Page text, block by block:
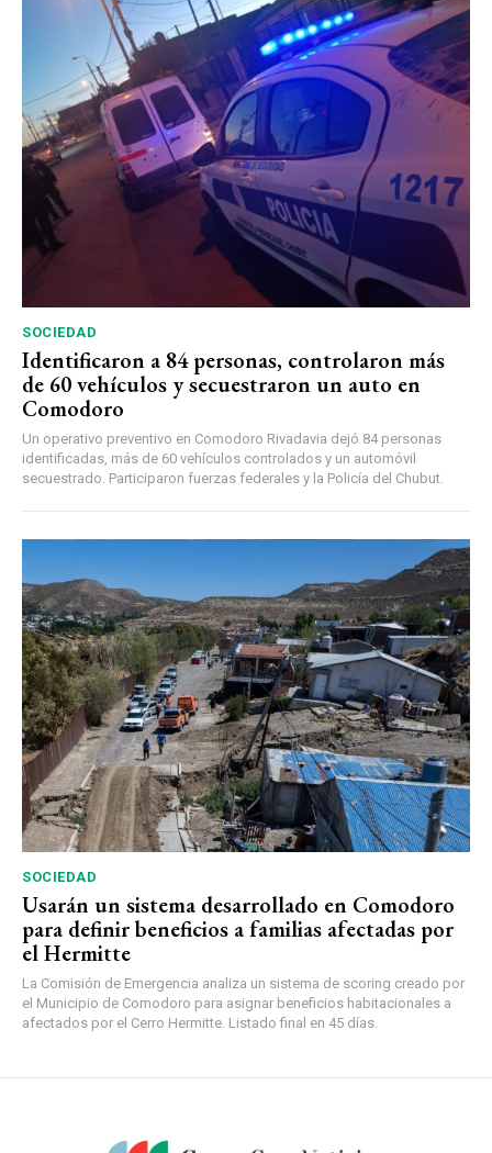
SOCIEDAD
Identificaron a 84 personas, controlaron más
de 60 vehículos y secuestraron un auto en
Comodoro
Un operativo preventivo en Comodoro Rivadavia dejó 84 personas
identificadas, más de 60 vehículos controlados y un automóvil
secuestrado. Participaron fuerzas federales y la Policía del Chubut.
SOCIEDAD
Usarán un sistema desarrollado en Comodoro
para definir beneficios a familias afectadas por
el Hermitte
La Comisión de Emergencia analiza un sistema de scoring creado por
el Municipio de Comodoro para asignar beneficios habitacionales a
afectados por el Cerro Hermitte. Listado final en 45 días.